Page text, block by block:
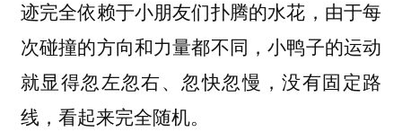
迹完全依赖于小朋友们扑腾的水花，由于每
次碰撞的方向和力量都不同，小鸭子的运动
就显得忽左忽右、忽快忽慢，没有固定路
线，看起来完全随机。